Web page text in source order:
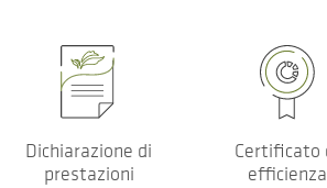
Dichiarazione di
prestazioni
Certificato
efficienza